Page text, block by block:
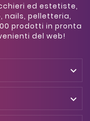
ed estetiste,
nails, pelletteria,
prodotti in pronta
del web!

